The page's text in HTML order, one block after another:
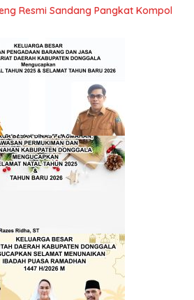
Resmi Sandang Pangkat Kompol